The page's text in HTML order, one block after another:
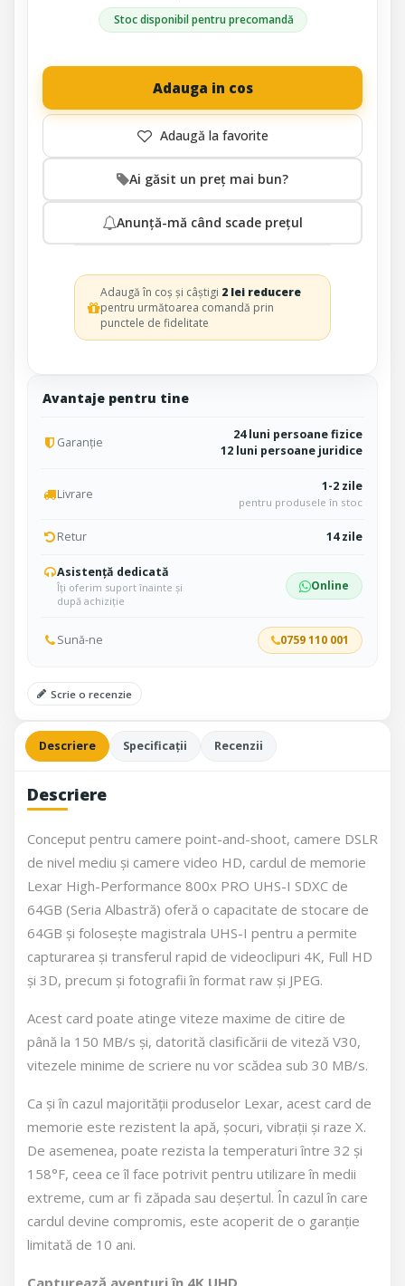
Avantaje pentru tine
Garanție
24 luni persoane fizice
12 luni persoane juridice
Livrare 1-2 zile
pentru produsele în stoc
Retur 14 zile
Asistență dedicată
Îți oferim suport înainte și
după achiziție
Online
Sună-ne 0759 110 001
Scrie o recenzie
Stoc disponibil pentru precomandă
Adauga in cos
Ai găsit un preț mai bun?
Anunță-mă când scade prețul
Adaugă în coș și câștigi 2 lei reducere
pentru următoarea comandă prin
punctele de fidelitate
Descriere Specificații Recenzii
Descriere
Conceput pentru camere point-and-shoot, camere DSLR
de nivel mediu și camere video HD, cardul de memorie
Lexar High-Performance 800x PRO UHS-I SDXC de
64GB (Seria Albastră) oferă o capacitate de stocare de
64GB și folosește magistrala UHS-I pentru a permite
capturarea și transferul rapid de videoclipuri 4K, Full HD
și 3D, precum și fotografii în format raw și JPEG.
Acest card poate atinge viteze maxime de citire de
până la 150 MB/s și, datorită clasificării de viteză V30,
vitezele minime de scriere nu vor scădea sub 30 MB/s.
Ca și în cazul majorității produselor Lexar, acest card de
memorie este rezistent la apă, șocuri, vibrații și raze X.
De asemenea, poate rezista la temperaturi între 32 și
158°F, ceea ce îl face potrivit pentru utilizare în medii
extreme, cum ar fi zăpada sau deșertul. În cazul în care
cardul devine compromis, este acoperit de o garanție
limitată de 10 ani.
Capturează aventuri în 4K UHD